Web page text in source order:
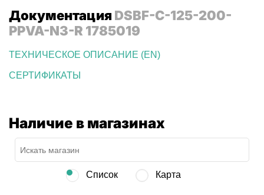
Документация DSBF-C-125-200-
PPVA-N3-R 1785019
ТЕХНИЧЕСКОЕ ОПИСАНИЕ (EN)
СЕРТИФИКАТЫ
Наличие в магазинах
Список Карта